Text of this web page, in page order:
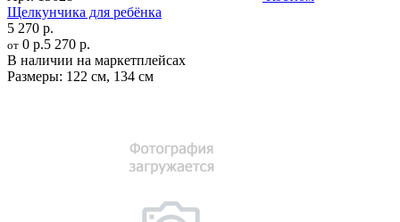
Щелкунчика для ребёнка
5 270 р.
от 0 р.5 270 р.
В наличии на маркетплейсах
Размеры: 122 см, 134 см